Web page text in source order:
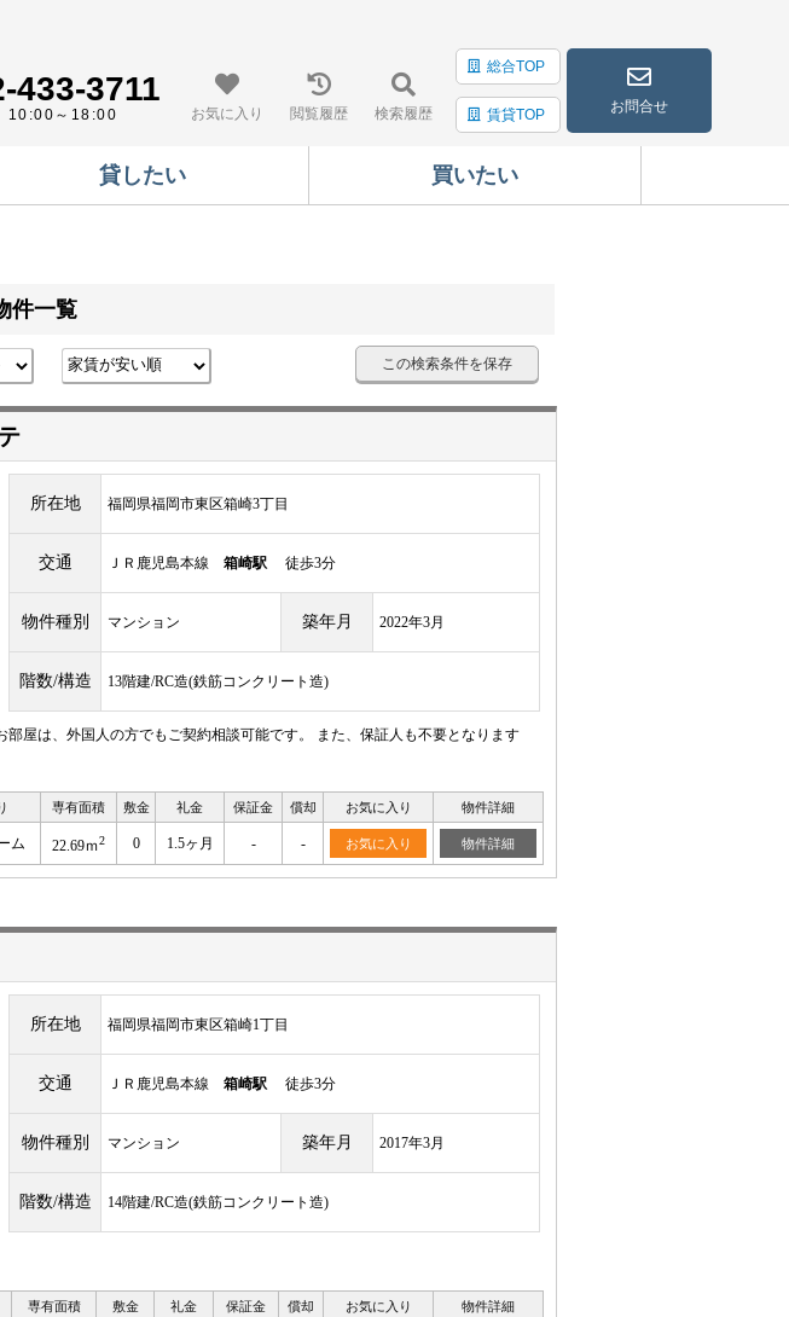
433-3711
10:00～18:00 お気に入り 閲覧履歴 検索履歴
総合TOP
賃貸TOP お問合せ
貸したい 買いたい
件一覧
この検索条件を保存
所在地 福岡県福岡市東区箱崎3丁目
交通 ＪＲ鹿児島本線 箱崎駅 徒歩3分
物件種別 マンション 築年月 2022年3月
階数/構造 13階建/RC造(鉄筋コンクリート造)
屋は、外国人の方でもご契約相談可能です。 また、保証人も不要となります
専有面積 敷金 礼金 保証金 償却 お気に入り 物件詳細
ム 22.69ｍ2 0 1.5ヶ月 - - お気に入り 物件詳細
所在地 福岡県福岡市東区箱崎1丁目
交通 ＪＲ鹿児島本線 箱崎駅 徒歩3分
物件種別 マンション 築年月 2017年3月
階数/構造 14階建/RC造(鉄筋コンクリート造)
専有面積 敷金 礼金 保証金 償却 お気に入り 物件詳細